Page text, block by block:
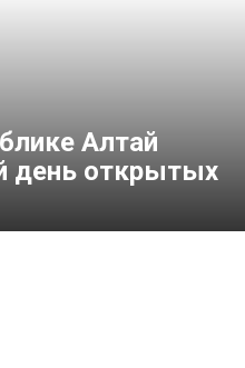
Алтай
день открытых